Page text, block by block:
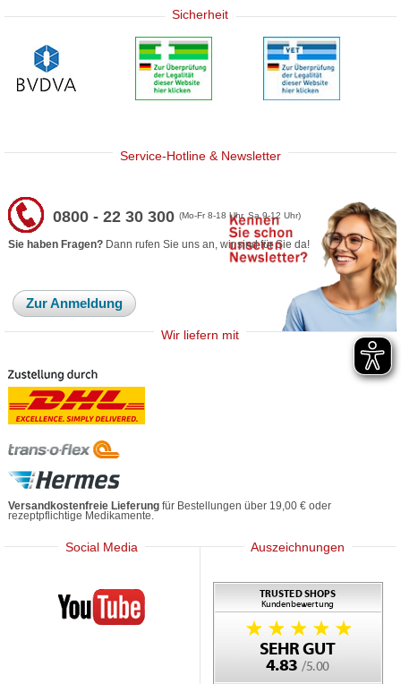
Sicherheit
Service-Hotline & Newsletter
0800 - 22 30 300(Mo-Fr 8-18 Uhr, Sa 9-12 Uhr)
Sie haben Fragen? Dann rufen Sie uns an, wir sind für Sie da!
Zur Anmeldung
Wir liefern mit
Versandkostenfreie Lieferung für Bestellungen über 19,00 € oder
rezeptpflichtige Medikamente.
Social Media
Mediherz
Auszeichnungen